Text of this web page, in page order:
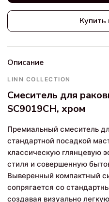
Купить
Описание
LINN COLLECTION
Смеситель для
SC9019CH, хром
Премиальный смеситель
стандартной посадкой
классическую глянцевую
стиля и совершенную
Выверенный компактный
сопрягается со
создавая визуально